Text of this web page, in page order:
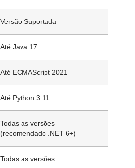
Versão Suportada
Até Java 17
Até ECMAScript 2021
Até Python 3.11
Todas as versões
(recomendado .NET 6+)
Todas as versões